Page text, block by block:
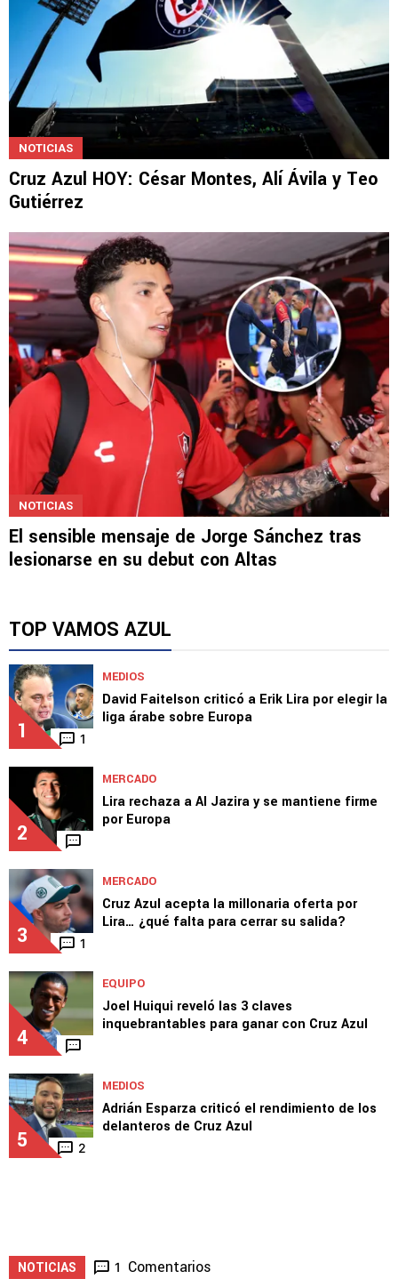
NOTICIAS
Cruz Azul HOY: César Montes, Alí Ávila y Teo
Gutiérrez
NOTICIAS
El sensible mensaje de Jorge Sánchez tras
lesionarse en su debut con Altas
TOP VAMOS AZUL
1 1
MEDIOS
David Faitelson criticó a Erik Lira por elegir la
liga árabe sobre Europa
2
MERCADO
Lira rechaza a Al Jazira y se mantiene firme
por Europa
3 1
MERCADO
Cruz Azul acepta la millonaria oferta por
Lira… ¿qué falta para cerrar su salida?
4
EQUIPO
Joel Huiqui reveló las 3 claves
inquebrantables para ganar con Cruz Azul
5 2
MEDIOS
Adrián Esparza criticó el rendimiento de los
delanteros de Cruz Azul
NOTICIAS 1 Comentarios